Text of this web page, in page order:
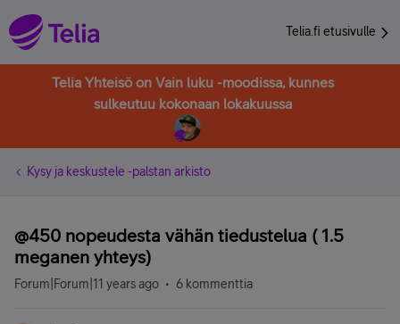
Telia.fi etusivulle
Telia Yhteisö on Vain luku -moodissa, kunnes
sulkeutuu kokonaan lokakuussa
Kysy ja keskustele -palstan arkisto
@450 nopeudesta vähän tiedustelua ( 1.5
meganen yhteys)
Forum|Forum|11 years ago 6 kommenttia